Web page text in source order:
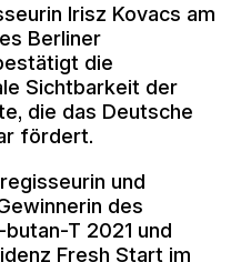
Irisz Kovacs am
Berliner
die
Sichtbarkeit der
die das Deutsche
fördert.
und
des
T 2021 und
Fresh Start im